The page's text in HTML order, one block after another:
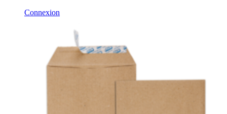
Connexion